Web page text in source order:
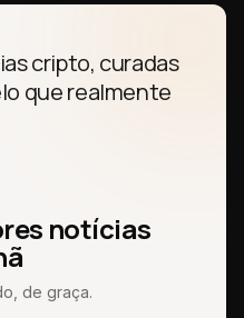
cripto, curadas
que realmente
notícias
de graça.